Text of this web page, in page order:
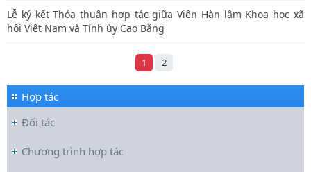
Lễ ký kết Thỏa thuận hợp tác giữa Viện Hàn lâm Khoa học xã
hội Việt Nam và Tỉnh ủy Cao Bằng
1 2
Hợp tác
Đối tác
Chương trình hợp tác